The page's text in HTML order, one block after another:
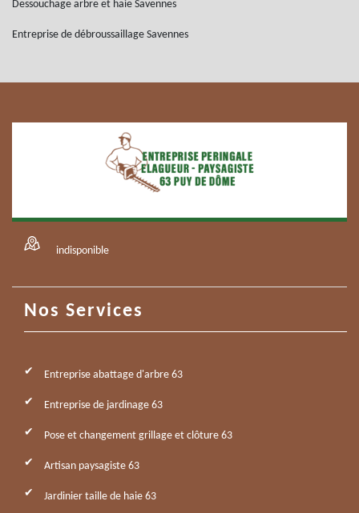
Dessouchage arbre et haie Savennes
Entreprise de débroussaillage Savennes
indisponible
Nos Services
Entreprise abattage d'arbre 63
Entreprise de jardinage 63
Pose et changement grillage et clôture 63
Artisan paysagiste 63
Jardinier taille de haie 63